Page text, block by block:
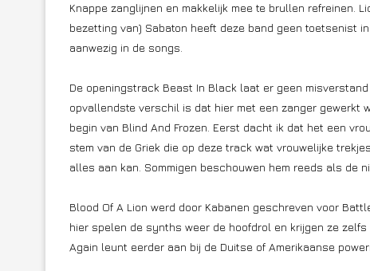
Knappe zanglijnen en makkelijk mee te brullen refreinen.
bezetting van) Sabaton heeft deze band geen toetsenist
aanwezig in de songs.
De openingstrack Beast In Black laat er geen
opvallendste verschil is dat hier met een zanger gewerkt
begin van Blind And Frozen. Eerst dacht ik dat het een
stem van de Griek die op deze track wat vrouwelijke
alles aan kan. Sommigen beschouwen hem reeds als de
Blood Of A Lion werd door Kabanen geschreven voor
hier spelen de synths weer de hoofdrol en krijgen ze
Again leunt eerder aan bij de Duitse of Amerikaanse